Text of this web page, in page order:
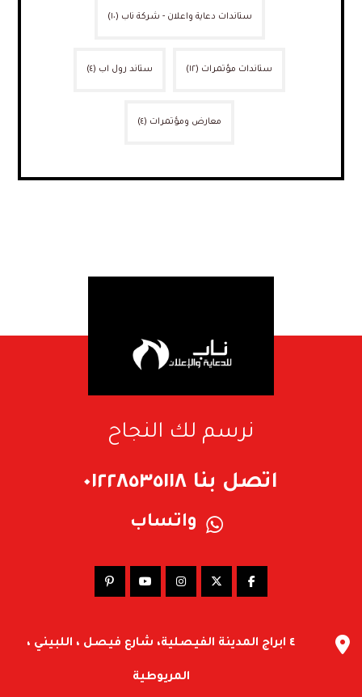
ستاندات دعاية واعلان - شركة ناب (١٠)
ستاندات مؤتمرات (١٢) ستاند رول اب (٤)
معارض ومؤتمرات (٤)
نرسم لك النجاح
اتصل بنا ٠١٢٢٨٥٣٥١١٨
واتساب
٤ ابراج المدينة الفيصلية، شارع فيصل ، اللبيني ،
المريوطية